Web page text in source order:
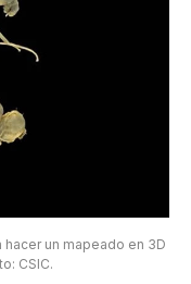
un mapeado en 3D
CSIC.